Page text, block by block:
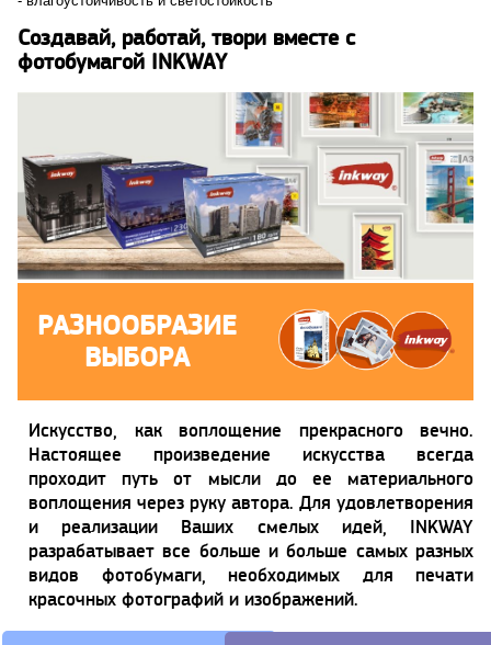
Создавай, работай, твори вместе с
фотобумагой INKWAY
РАЗНООБРАЗИЕ
ВЫБОРА
Искусство, как воплощение прекрасного вечно.
Настоящее произведение искусства всегда
проходит путь от мысли до ее материального
воплощения через руку автора. Для удовлетворения
и реализации Ваших смелых идей, INKWAY
разрабатывает все больше и больше самых разных
видов фотобумаги, необходимых для печати
красочных фотографий и изображений.